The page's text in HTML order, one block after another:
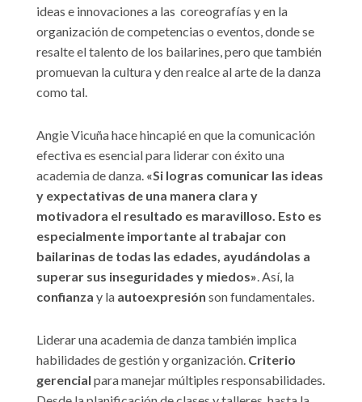
ideas e innovaciones a las coreografías y en la
organización de competencias o eventos, donde se
resalte el talento de los bailarines, pero que también
promuevan la cultura y den realce al arte de la danza
como tal.
Angie Vicuña hace hincapié en que la comunicación
efectiva es esencial para liderar con éxito una
academia de danza. «Si logras comunicar las ideas
y expectativas de una manera clara y
motivadora el resultado es maravilloso. Esto es
especialmente importante al trabajar con
bailarinas de todas las edades, ayudándolas a
superar sus inseguridades y miedos». Así, la
confianza y la autoexpresión son fundamentales.
Liderar una academia de danza también implica
habilidades de gestión y organización. Criterio
gerencial para manejar múltiples responsabilidades.